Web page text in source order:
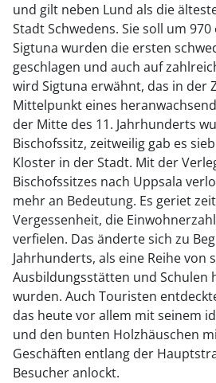
und gilt neben Lund als die
Stadt Schwedens. Sie soll um
Sigtuna wurden die ersten
geschlagen und auch auf
wird Sigtuna erwähnt, das in der
Mittelpunkt eines
der Mitte des 11. Jahrhunderts
Bischofssitz, zeitweilig gab es
Kloster in der Stadt. Mit der
Bischofssitzes nach Uppsala
mehr an Bedeutung. Es geriet
Vergessenheit, die
verfielen. Das änderte sich zu
Jahrhunderts, als eine Reihe von
Ausbildungsstätten und Schulen
wurden. Auch Touristen
das heute vor allem mit seinem
und den bunten Holzhäuschen
Geschäften entlang der
Besucher anlockt.